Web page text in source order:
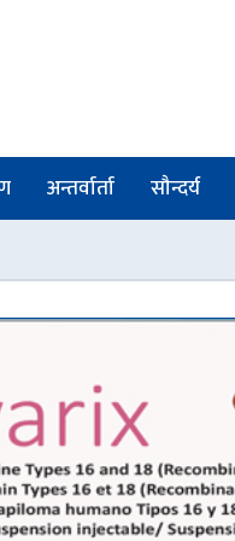
अन्तर्वार्ता सौन्दर्य